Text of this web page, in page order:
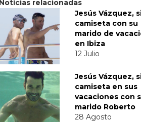
Noticias relacionadas
Jesús Vázquez,
camiseta con su
marido de
en Ibiza
12 Julio
Jesús Vázquez,
camiseta en sus
vacaciones con
marido Roberto
28 Agosto